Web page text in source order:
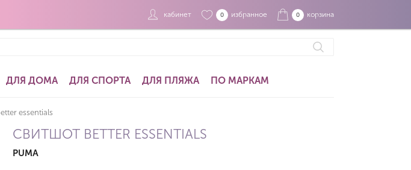
кабинет 0 избранное 0 корзина
ДЛЯ ДОМА ДЛЯ СПОРТА ДЛЯ ПЛЯЖА ПО МАРКАМ
essentials
СВИТШОТ BETTER ESSENTIALS
PUMA